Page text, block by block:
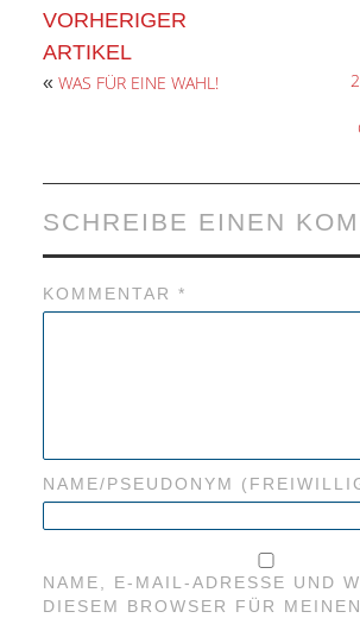
UND
EIGENER
SACHE
RAUM UND
VERKEHR
BAUEN
VORHERIGER
ARTIKEL
« WAS FÜR EINE WAHL!
SCHREIBE EINEN
KOMMENTAR *
NAME/PSEUDONYM
NAME, E-MAIL-ADRESSE UND
DIESEM BROWSER FÜR